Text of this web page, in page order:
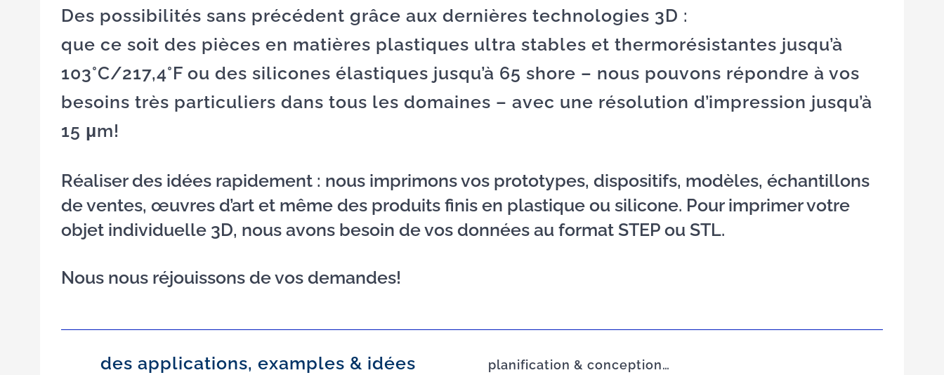
Des possibilités sans précédent grâce aux dernières technologies 3D :
que ce soit des pièces en matières plastiques ultra stables et thermorésistantes jusqu’à
103°C/217,4°F ou des silicones élastiques jusqu’à 65 shore – nous pouvons répondre à vos
besoins très particuliers dans tous les domaines – avec une résolution d’impression jusqu’à
15 μm!
Réaliser des idées rapidement : nous imprimons vos prototypes, dispositifs, modèles, échantillons
de ventes, œuvres d’art et même des produits finis en plastique ou silicone. Pour imprimer votre
objet individuelle 3D, nous avons besoin de vos données au format STEP ou STL.
Nous nous réjouissons de vos demandes!
des applications, examples & idées planification & conception…